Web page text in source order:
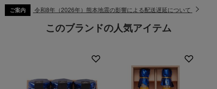
ご案内 令和8年（2026年）熊本地震の影響による配送遅延について
このブランドの人気アイテム